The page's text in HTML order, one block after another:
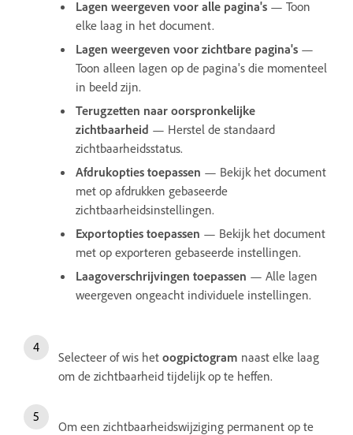
Lagen weergeven voor alle pagina's — Toon
elke laag in het document.
Lagen weergeven voor zichtbare pagina's —
Toon alleen lagen op de pagina's die momenteel
in beeld zijn.
Terugzetten naar oorspronkelijke
zichtbaarheid — Herstel de standaard
zichtbaarheidsstatus.
Afdrukopties toepassen — Bekijk het document
met op afdrukken gebaseerde
zichtbaarheidsinstellingen.
Exportopties toepassen — Bekijk het document
met op exporteren gebaseerde instellingen.
Laagoverschrijvingen toepassen — Alle lagen
weergeven ongeacht individuele instellingen.
Selecteer of wis het oogpictogram naast elke laag
om de zichtbaarheid tijdelijk op te heffen.
Om een zichtbaarheidswijziging permanent op te